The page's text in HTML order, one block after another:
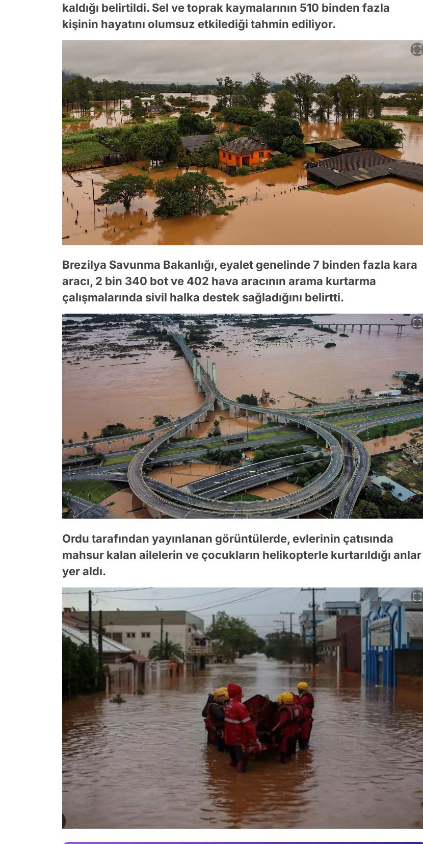
kaldığı belirtildi. Sel ve toprak kaymalarının 510 binden fazla
kişinin hayatını olumsuz etkilediği tahmin ediliyor.
Brezilya Savunma Bakanlığı, eyalet genelinde 7 binden fazla kara
aracı, 2 bin 340 bot ve 402 hava aracının arama kurtarma
çalışmalarında sivil halka destek sağladığını belirtti.
Ordu tarafından yayınlanan görüntülerde, evlerinin çatısında
mahsur kalan ailelerin ve çocukların helikopterle kurtarıldığı anlar
yer aldı.
Video
Test